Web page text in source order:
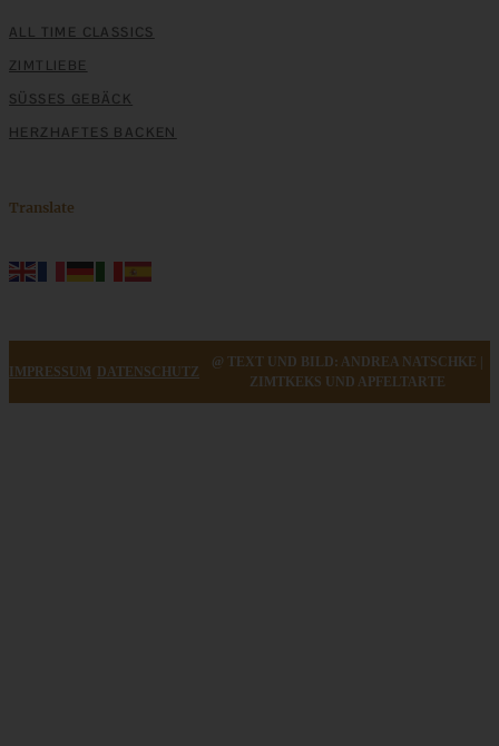
ALL TIME CLASSICS
ZIMTLIEBE
SÜSSES GEBÄCK
HERZHAFTES BACKEN
Translate
IMPRESSUM DATENSCHUTZ
@ TEXT UND BILD: ANDREA NATSCHKE |
ZIMTKEKS UND APFELTARTE